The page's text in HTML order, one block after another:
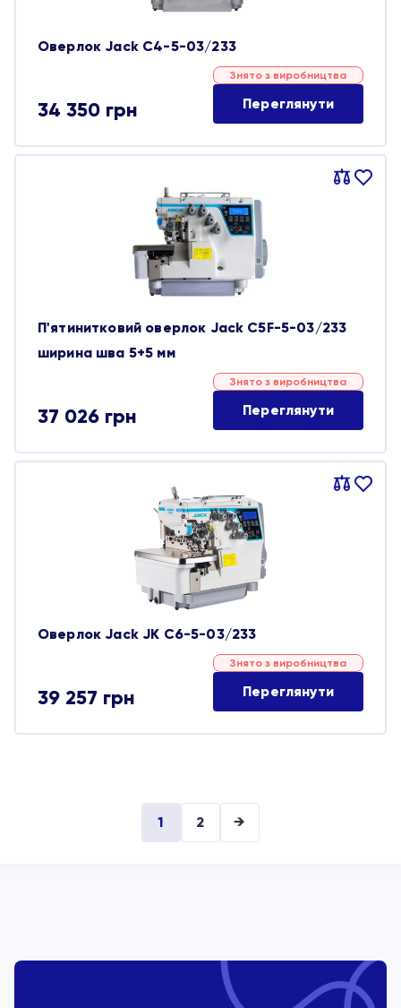
Оверлок Jack C4-5-03/233
34 350 грн
Знято з виробництва
Переглянути
Порівняти
В
П'ятинитковий оверлок Jack C5F-5-03/233
ширина шва 5+5 мм
37 026 грн
Знято з виробництва
Переглянути
Порівняти
В
Оверлок Jack JK C6-5-03/233
39 257 грн
Знято з виробництва
Переглянути
1 2 →